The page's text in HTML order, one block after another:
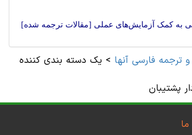
به کمک آزمایش‌های عملی [مقالات ترجمه شده]
ترجمه فارسی آنها > یک دسته بندی کننده
پشتیبان